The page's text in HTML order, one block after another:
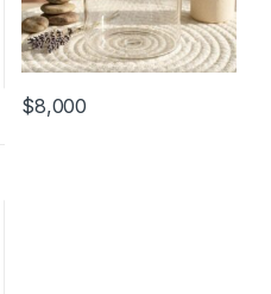
$8,000